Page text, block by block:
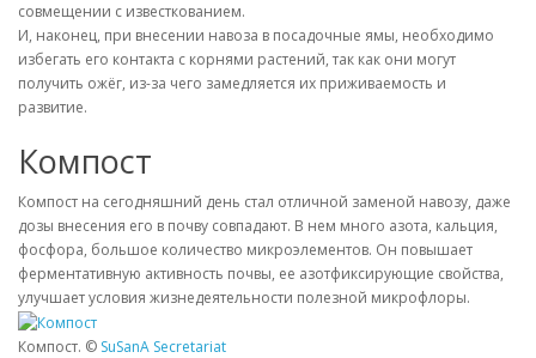
совмещении с известкованием.
И, наконец, при внесении навоза в посадочные ямы, необходимо
избегать его контакта с корнями растений, так как они могут
получить ожёг, из-за чего замедляется их приживаемость и
развитие.
Компост
Компост на сегодняшний день стал отличной заменой навозу, даже
дозы внесения его в почву совпадают. В нем много азота, кальция,
фосфора, большое количество микроэлементов. Он повышает
ферментативную активность почвы, ее азотфиксирующие свойства,
улучшает условия жизнедеятельности полезной микрофлоры.
Компост. © SuSanA Secretariat